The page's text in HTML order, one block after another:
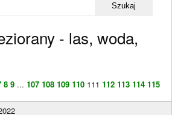
Szukaj
- las, woda,
8 9 ... 107 108 109 110 111 112 113 114 115